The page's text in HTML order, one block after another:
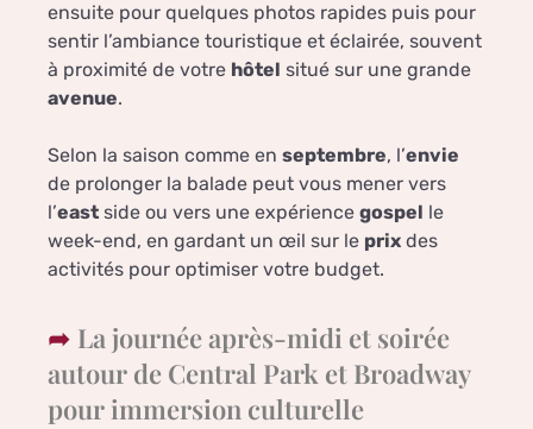
ensuite pour quelques photos rapides puis pour
sentir l’ambiance touristique et éclairée, souvent
à proximité de votre hôtel situé sur une grande
avenue.
Selon la saison comme en septembre, l’envie
de prolonger la balade peut vous mener vers
l’east side ou vers une expérience gospel le
week-end, en gardant un œil sur le prix des
activités pour optimiser votre budget.
La journée après-midi et soirée
autour de Central Park et Broadway
pour immersion culturelle